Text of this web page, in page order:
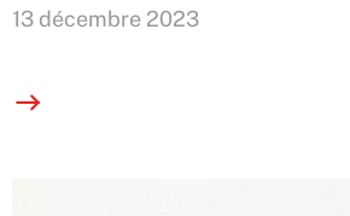
13 décembre 2023